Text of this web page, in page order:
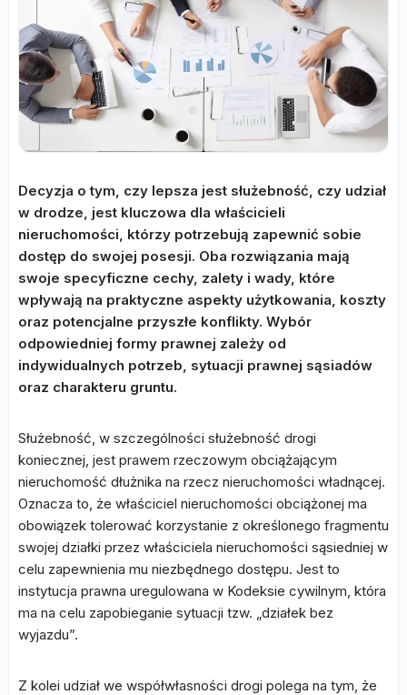
Decyzja o tym, czy lepsza jest służebność, czy udział
w drodze, jest kluczowa dla właścicieli
nieruchomości, którzy potrzebują zapewnić sobie
dostęp do swojej posesji. Oba rozwiązania mają
swoje specyficzne cechy, zalety i wady, które
wpływają na praktyczne aspekty użytkowania, koszty
oraz potencjalne przyszłe konflikty. Wybór
odpowiedniej formy prawnej zależy od
indywidualnych potrzeb, sytuacji prawnej sąsiadów
oraz charakteru gruntu.
Służebność, w szczególności służebność drogi
koniecznej, jest prawem rzeczowym obciążającym
nieruchomość dłużnika na rzecz nieruchomości władnącej.
Oznacza to, że właściciel nieruchomości obciążonej ma
obowiązek tolerować korzystanie z określonego fragmentu
swojej działki przez właściciela nieruchomości sąsiedniej w
celu zapewnienia mu niezbędnego dostępu. Jest to
instytucja prawna uregulowana w Kodeksie cywilnym, która
ma na celu zapobieganie sytuacji tzw. „działek bez
wyjazdu”.
Z kolei udział we współwłasności drogi polega na tym, że